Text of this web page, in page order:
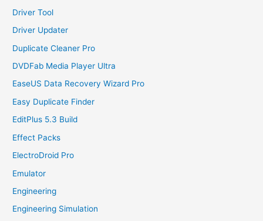
Driver Tool
Driver Updater
Duplicate Cleaner Pro
DVDFab Media Player Ultra
EaseUS Data Recovery Wizard Pro
Easy Duplicate Finder
EditPlus 5.3 Build
Effect Packs
ElectroDroid Pro
Emulator
Engineering
Engineering Simulation